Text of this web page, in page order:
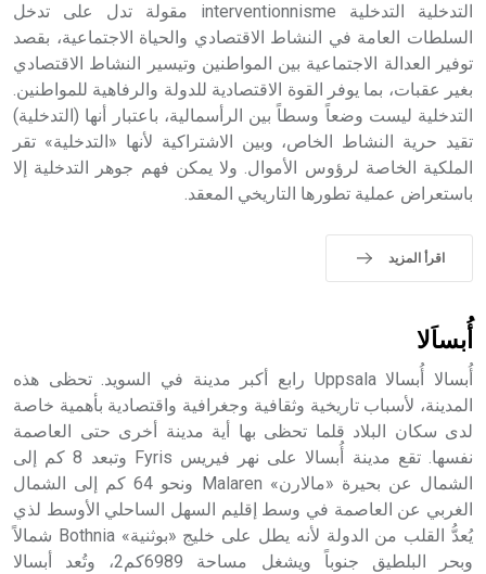
- هل تعلم أن أبجر Abgar اسم معروف جيداً يعود إلى عدد من
الملوك الذين حكموا مدينة إديسا (الرها) من أبجر الأول وحتى
التاسع، وهم ينتسبون إلى أسرة أوسروين
sign تكتب منفصلة غير متصلة، وتعتمد المبدأ الأكوروفوني،
التدخلية التدخلية interventionnisme مقولة تدل على تدخل
السلطات العامة في النشاط الاقتصادي والحياة الاجتماعية، بقصد
توفير العدالة الاجتماعية بين المواطنين وتيسير النشاط الاقتصادي
بغير عقبات، بما يوفر القوة الاقتصادية للدولة والرفاهية للمواطنين.
التدخلية ليست وضعاً وسطاً بين الرأسمالية، باعتبار أنها (التدخلية)
تقيد حرية النشاط الخاص، وبين الاشتراكية لأنها «التدخلية» تقر
الملكية الخاصة لرؤوس الأموال. ولا يمكن فهم جوهر التدخلية إلا
باستعراض عملية تطورها التاريخي المعقد.
اقرأ المزيد
أُبساَلا
أُبسالا أُبسالا Uppsala رابع أكبر مدينة في السويد. تحظى هذه
المدينة، لأسباب تاريخية وثقافية وجغرافية واقتصادية بأهمية خاصة
لدى سكان البلاد قلما تحظى بها أية مدينة أخرى حتى العاصمة
نفسها. تقع مدينة أُبسالا على نهر فيريس Fyris وتبعد 8 كم إلى
الشمال عن بحيرة «مالارن» Malaren ونحو 64 كم إلى الشمال
الغربي عن العاصمة في وسط إقليم السهل الساحلي الأوسط لذي
يُعدُّ القلب من الدولة لأنه يطل على خليج «بوثنية» Bothnia شمالاً
وبحر البلطيق جنوباً ويشغل مساحة 6989كم2، وتُعد أبسالا